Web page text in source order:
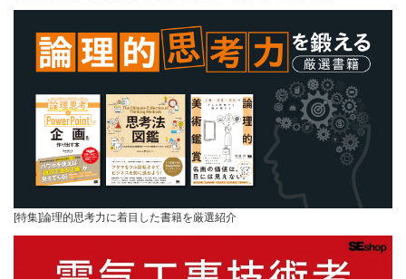
[特集]論理的思考力に着目した書籍を厳選紹介